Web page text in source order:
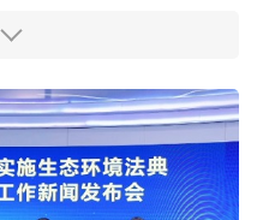
退改
年投资建设亮眼答卷
见证产业提质跃迁